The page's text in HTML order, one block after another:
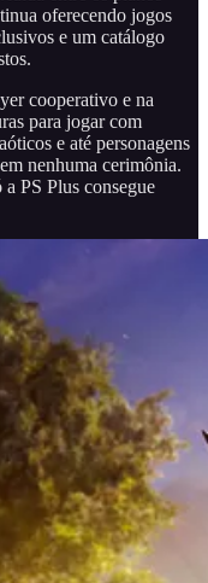
oferecendo jogos
e um catálogo
cooperativo e na
para jogar com
e até personagens
nenhuma cerimônia.
PS Plus consegue